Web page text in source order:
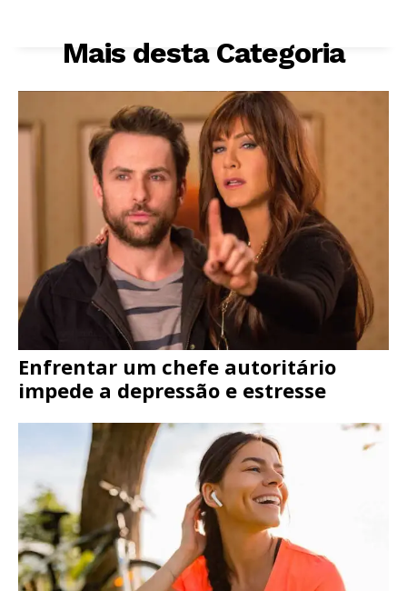
Mais desta Categoria
Enfrentar um chefe autoritário
impede a depressão e estresse